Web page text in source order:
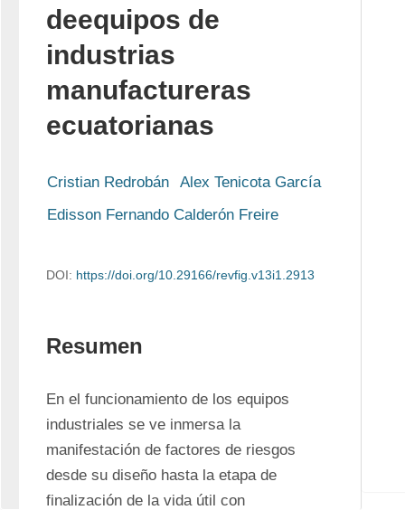
deequipos de
industrias
manufactureras
ecuatorianas
Cristian Redrobán
Alex Tenicota García
Edisson Fernando Calderón Freire
DOI: https://doi.org/10.29166/revfig.v13i1.2913
Resumen
En el funcionamiento de los equipos
industriales se ve inmersa la
manifestación de factores de riesgos
desde su diseño hasta la etapa de
finalización de la vida útil con